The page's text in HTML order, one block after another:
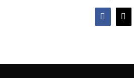
Facebook
X